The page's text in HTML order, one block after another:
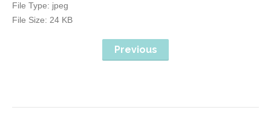
File Type: jpeg
File Size: 24 KB
Previous